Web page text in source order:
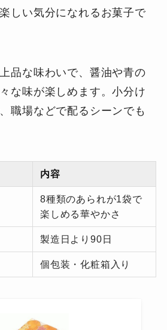
しい気分になれるお菓子で
品な味わいで、醤油や青の
な味が楽しめます。小分け
職場などで配るシーンでも
内容
8種類のあられが1袋で
楽しめる華やかさ
製造日より90日
個包装・化粧箱入り